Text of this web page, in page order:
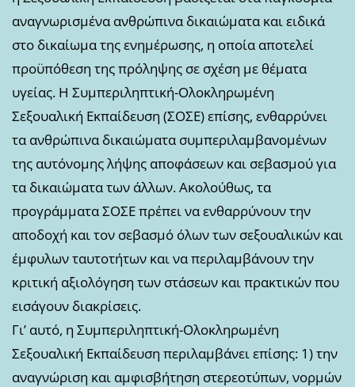
αναγνωρισμένα ανθρώπινα δικαιώματα και ειδικά
στο δικαίωμα της ενημέρωσης, η οποία αποτελεί
προϋπόθεση της πρόληψης σε σχέση με θέματα
υγείας. Η Συμπεριληπτική-Ολοκληρωμένη
Σεξουαλική Εκπαίδευση (ΣΟΣΕ) επίσης, ενθαρρύνει
τα ανθρώπινα δικαιώματα συμπεριλαμβανομένων
της αυτόνομης λήψης αποφάσεων και σεβασμού για
τα δικαιώματα των άλλων. Ακολούθως, τα
προγράμματα ΣΟΣΕ πρέπει να ενθαρρύνουν την
αποδοχή και τον σεβασμό όλων των σεξουαλικών και
έμφυλων ταυτοτήτων και να περιλαμβάνουν την
κριτική αξιολόγηση των στάσεων και πρακτικών που
εισάγουν διακρίσεις.
Γι’ αυτό, η Συμπεριληπτική-Ολοκληρωμένη
Σεξουαλική Εκπαίδευση περιλαμβάνει επίσης: 1) την
αναγνώριση και αμφισβήτηση στερεοτύπων, νορμών